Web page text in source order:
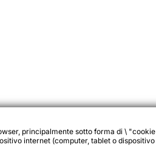
principalmente sotto forma di \ "cookie
internet (computer, tablet o dispositivo